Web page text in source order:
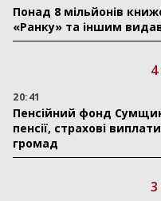
Понад 8 мільйонів
«Ранку» та іншим
20:41
Пенсійний фонд
пенсії, страхові
громад
3